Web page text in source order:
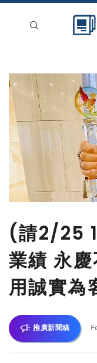
新聞稿分類
登入
(請2/25
業績 永
用誠實為
推廣新聞稿